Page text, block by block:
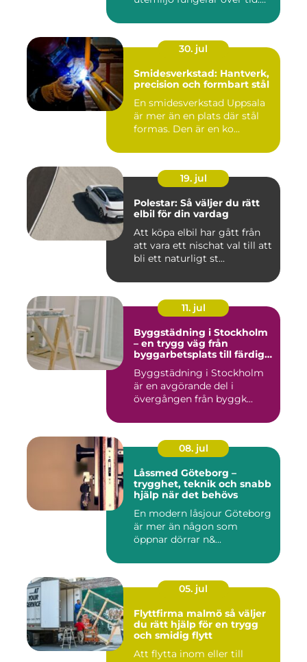
30. jul
Smidesverkstad: Hantverk,
precision och formbart stål
En smidesverkstad Uppsala
är mer än en plats där stål
formas. Den är en ko...
19. jul
Polestar: Så väljer du rätt
elbil för din vardag
Att köpa elbil har gått från
att vara ett nischat val till att
bli ett naturligt st...
11. jul
Byggstädning i Stockholm
– en trygg väg från
byggarbetsplats till färdig
Byggstädning i Stockholm
är en avgörande del i
övergången från byggk...
08. jul
Låssmed Göteborg –
trygghet, teknik och snabb
hjälp när det behövs
En modern låsjour Göteborg
är mer än någon som
öppnar dörrar n&...
05. jul
Flyttfirma malmö så väljer
du rätt hjälp för en trygg
och smidig flytt
Att flytta inom eller till